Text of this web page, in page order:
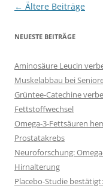
Beitragsnavigation
← Ältere Beiträge
NEUESTE BEITRÄGE
Aminosäure Leucin
Muskelabbau bei
Grüntee-Catechine
Fettstoffwechsel
Omega-3-Fettsäuren
Prostatakrebs
Neuroforschung:
Hirnalterung
Placebo-Studie